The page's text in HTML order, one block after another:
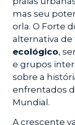
mas seu
orla. O Forte
alternativa
ecológico,
e grupos
sobre a
enfrentados
Mundial.
A crescente